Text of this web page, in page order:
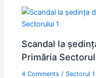
Scandal la
Primăria
4 Comments / Sectorul 1